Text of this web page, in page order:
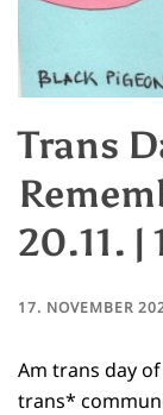
Trans
20.11. |
17. NOVEMBER
Am trans day
trans*